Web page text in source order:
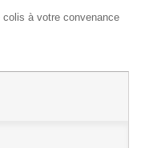
à votre convenance